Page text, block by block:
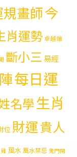
規畫師今
肖運勢 卓越雜
斷小三易經
每日運
名學生肖
位 財運貴人
雞 風水 風水禁忌 鬼門開